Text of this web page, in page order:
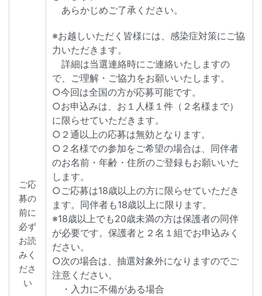
ご応
募の
前に
必ず
お読
みく
ださ
い
あらかじめご了承ください。
※お越しいただく皆様には、感染症対策にご協
力いただきます。
詳細は当選連絡時にご連絡いたしますの
で、ご理解・ご協力をお願いいたします。
○今回は全国の方が応募可能です。
○お申込みは、お１人様１件（２名様まで）
に限らせていただきます。
○２通以上の応募は無効となります。
○２名様での参加をご希望の場合は、同伴者
のお名前・年齢・住所のご登録もお願いいた
します。
○ご応募は18歳以上の方に限らせていただき
ます。同伴者も18歳以上に限ります。
※18歳以上でも20歳未満の方は保護者の同伴
が必要です。保護者と２名１組でお申込みく
ださい。
○次の場合は、抽選対象外になりますのでご
注意ください。
・入力に不備がある場合